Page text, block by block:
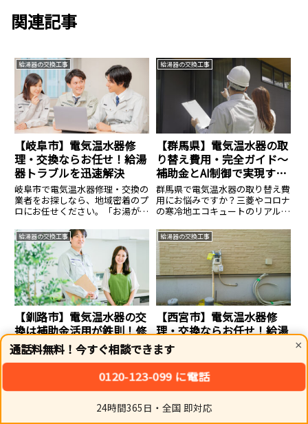
×
通話料無料！今すぐ相談できます
0120-123-099 に電話
24時間365日・全国 即対応
関連記事
給湯器の交換工事
【岐阜市】電気温水器修
理・交換ならお任せ！給湯
器トラブルを迅速解決
岐阜市で電気温水器修理・交換の
業者をお探しなら、地域密着のプ
ロにお任せください。「お湯が出
た給湯器や電気温水器の急なトラ
ブルにも迅速に駆けつけます。各
メーカー対応・安心の適正価格で
スピード解決。まずはお気軽に無
料お見積もりをご相談ください。
給湯器の交換工事
【群馬県】電気温水器の取
り替え費用・完全ガイド〜
補助金とAI制御で実現する
賢い冬支度
群馬県で電気温水器の取り替え費
用にお悩みですか？三菱やコロナ
の寒冷地エコキュートのリアルな
庫補助金を活用する裏ワザを徹底
解説。冬の生活防衛に直結する革
新的なノウハウです。
給湯器の交換工事
【釧路市】電気温水器の交
換は補助金活用が鉄則！修
理より得する究極の給湯器
選び
釧路市で電気温水器の修理・交換
業者をお探しなら必見。ただ直す
だけではなく、現在申請できる給
湯器の補助金を適用し、家計の負
担を最小限に抑える革新的な提案
をご紹介します。エコで快適なお
給湯器の交換工事
【西宮市】電気温水器修
理・交換ならお任せ！給湯
器トラブルを迅速解決
西宮市で電気温水器修理・交換の
業者をお探しなら、地域密着のプ
ロにお任せください。「お湯が出
ない」「水漏れしている」といっ
た給湯器や電気温水器の急なトラ
ブルにも迅速に駆けつけます。各
給湯器の交換工事
シェア トップ